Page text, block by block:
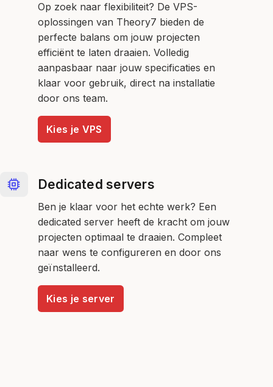
Op zoek naar flexibiliteit? De VPS-
oplossingen van Theory7 bieden de
perfecte balans om jouw projecten
efficiënt te laten draaien. Volledig
aanpasbaar naar jouw specificaties en
klaar voor gebruik, direct na installatie
door ons team.
Kies je VPS
Dedicated servers
Ben je klaar voor het echte werk? Een
dedicated server heeft de kracht om jouw
projecten optimaal te draaien. Compleet
naar wens te configureren en door ons
geïnstalleerd.
Kies je server